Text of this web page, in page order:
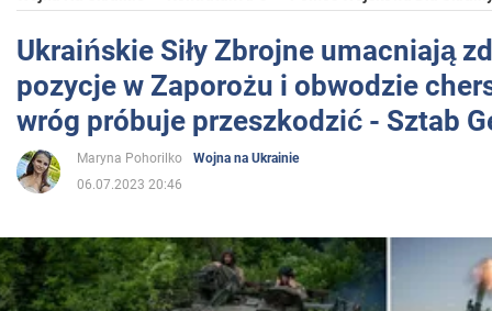
Sport
Rozrywka
Życie
Polityka
Ukraińskie Siły Zbrojne umacniają
pozycje w Zaporożu i obwodzie
wróg próbuje przeszkodzić - Sztab
Maryna Pohorilko
Wojna na Ukrainie
06.07.2023 20:46